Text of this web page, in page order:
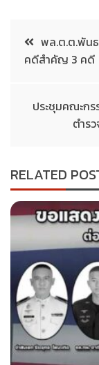
พล.ต.ต.พัน
คดีสำคัญ 3 คดี
ประชุมคณะกร
ตำร
RELATED